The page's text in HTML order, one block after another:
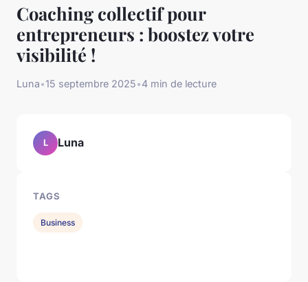
Coaching collectif pour
entrepreneurs : boostez votre
visibilité !
Luna•15 septembre 2025•4 min de lecture
L Luna
TAGS
Business